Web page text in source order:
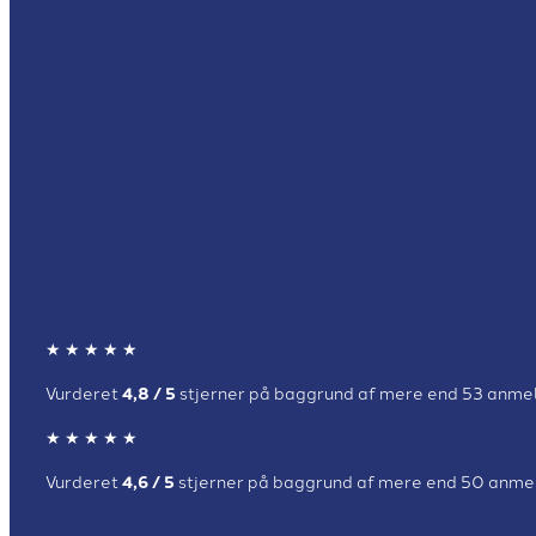
★ ★ ★​ ★ ★​​​
​Vurderet 4,8 / 5 st​jerner på baggrund af mere end 53
★ ★ ★​ ★ ★​​​
Vurderet 4,6 / 5 stjerner på baggrund af mere end 50